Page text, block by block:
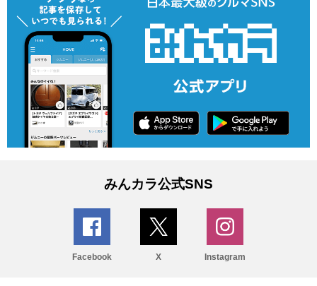
みんカラ公式SNS
Facebook X Instagram